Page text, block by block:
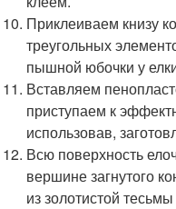
Приклеиваем книзу
треугольных
пышной юбочки у
Вставляем
приступаем к
использовав,
Всю поверхность
вершине загнутого
из золотистой